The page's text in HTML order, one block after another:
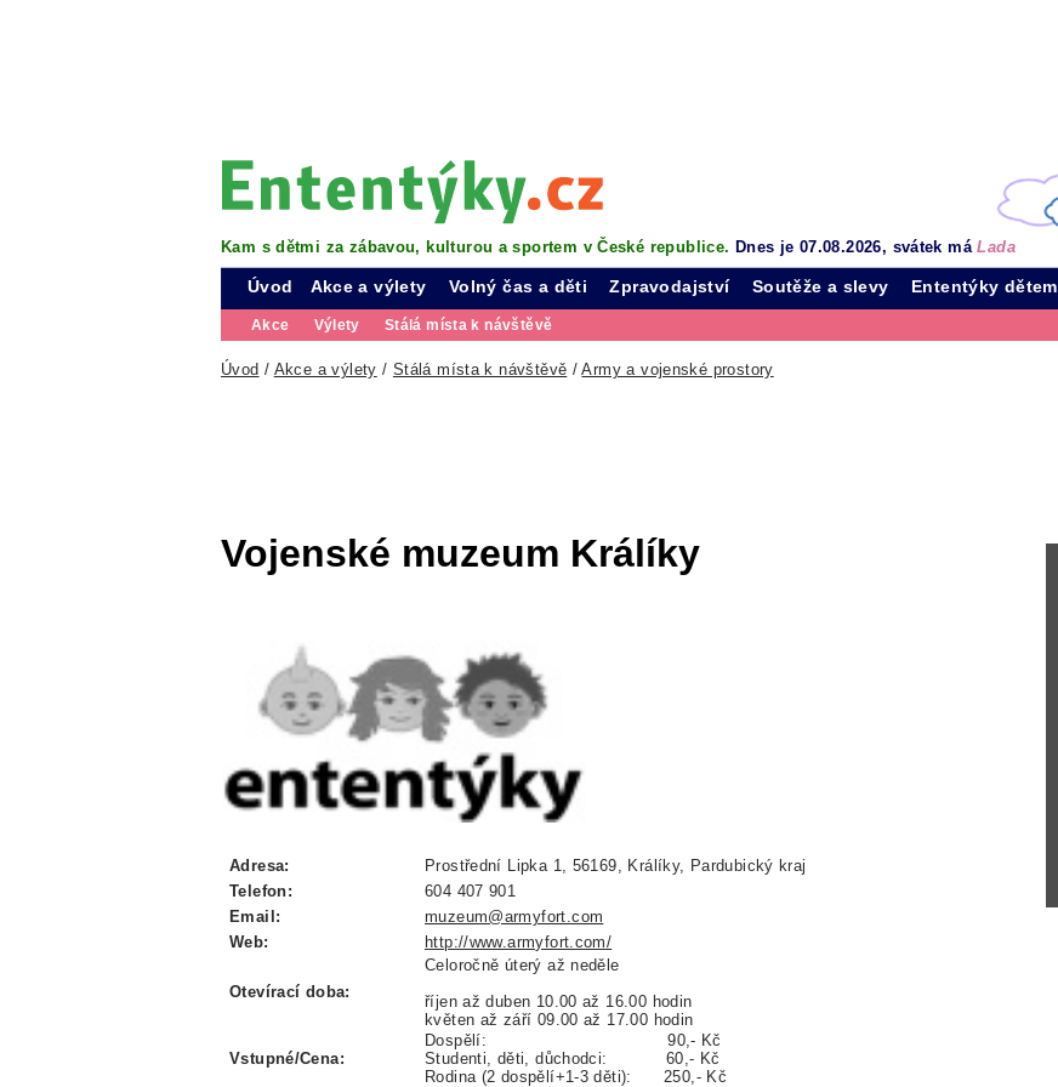
Kam s dětmi za zábavou, kulturou a sportem v České republice. Dnes je 07.08.2026, svátek máLada
Úvod Akce a výlety
Akce Výlety Stálá místa k návštěvě
Volný čas a děti Zpravodajství Soutěže a slevy Ententýky dětem
Úvod / Akce a výlety / Stálá místa k návštěvě /Army a vojenské prostory
Vojenské muzeum Králíky
Adresa:
Prostřední Lipka 1, 56169, Králíky, Pardubický kraj
Telefon:
604 407 901
Email:
muzeum@armyfort.com
Web:
http://www.armyfort.com/
Otevírací doba:
Celoročně úterý až neděle
říjen až duben 10.00 až 16.00 hodin
květen až září 09.00 až 17.00 hodin
Vstupné/Cena:
Dospělí: 90,- Kč
Studenti, děti, důchodci: 60,- Kč
Rodina (2 dospělí+1-3 děti): 250,- Kč